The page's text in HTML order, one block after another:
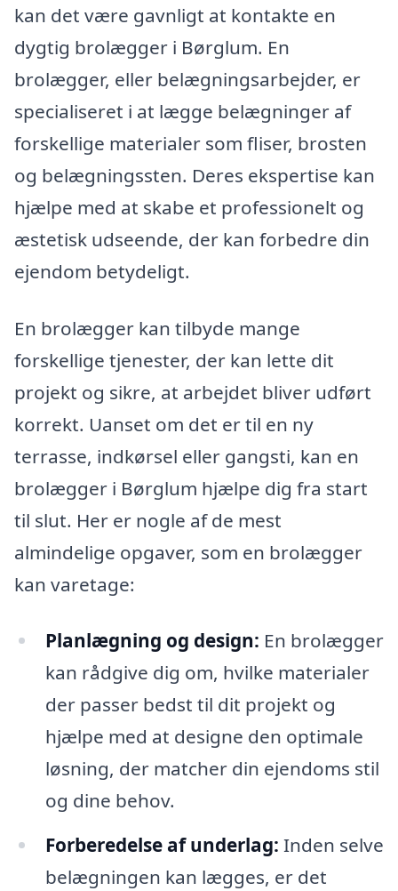
kan det være gavnligt at kontakte en
dygtig brolægger i Børglum. En
brolægger, eller belægningsarbejder, er
specialiseret i at lægge belægninger af
forskellige materialer som fliser, brosten
og belægningssten. Deres ekspertise kan
hjælpe med at skabe et professionelt og
æstetisk udseende, der kan forbedre din
ejendom betydeligt.
En brolægger kan tilbyde mange
forskellige tjenester, der kan lette dit
projekt og sikre, at arbejdet bliver udført
korrekt. Uanset om det er til en ny
terrasse, indkørsel eller gangsti, kan en
brolægger i Børglum hjælpe dig fra start
til slut. Her er nogle af de mest
almindelige opgaver, som en brolægger
kan varetage:
Planlægning og design: En brolægger
kan rådgive dig om, hvilke materialer
der passer bedst til dit projekt og
hjælpe med at designe den optimale
løsning, der matcher din ejendoms stil
og dine behov.
Forberedelse af underlag: Inden selve
belægningen kan lægges, er det